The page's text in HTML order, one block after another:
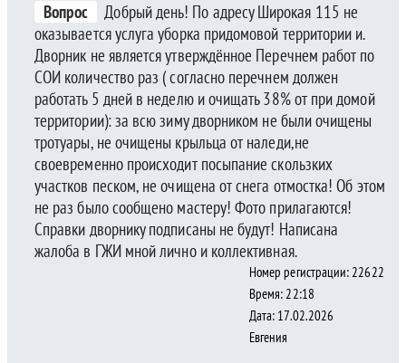
Вопрос
Добрый день! По адресу Широкая 115 не
оказывается услуга уборка придомовой территории и.
Дворник не является утверждённое Перечнем работ по
СОИ количество раз ( согласно перечнем должен
работать 5 дней в неделю и очищать 38% от при домой
территории): за всю зиму дворником не были очищены
тротуары, не очищены крыльца от наледи,не
своевременно происходит посыпание скользких
участков песком, не очищена от снега отмостка! Об этом
не раз было сообщено мастеру! Фото прилагаются!
Справки дворнику подписаны не будут! Написана
жалоба в ГЖИ мной лично и коллективная.
Номер регистрации: 22622
Время: 22:18
Дата: 17.02.2026
Евгения